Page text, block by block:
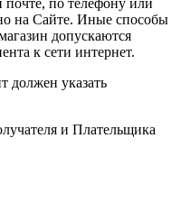
на Сайте. Иные способы
допускаются
к сети интернет.
должен указать
и Плательщика